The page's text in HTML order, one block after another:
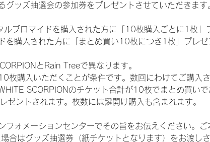
グッズ抽選会の参加券をプレゼントさせていただきます
ブロマイドを購入された方に「10枚購入ごとに1枚」
を購入された方に「まとめ買い10枚につき1枚」プレゼ
とRain Treeで異なります。
枚購入いただくことが条件です。数回にわけてご購入
SCORPIONのチケット合計が10枚でまとめ買い
ゼントされます。枚数には鍵開け購入も含まれます。
フォメーションセンターでその旨をお伝えください。
合はグッズ抽選券（紙チケットとなります）をお渡しさ